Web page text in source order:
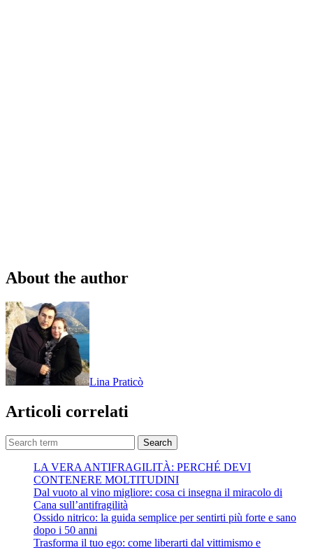
About the author
Lina Praticò
Articoli correlati
Search
LA VERA ANTIFRAGILITÀ: PERCHÉ DEVI
CONTENERE MOLTITUDINI
Dal vuoto al vino migliore: cosa ci insegna il miracolo di
Cana sull’antifragilità
Ossido nitrico: la guida semplice per sentirti più forte e sano
dopo i 50 anni
Trasforma il tuo ego: come liberarti dal vittimismo e